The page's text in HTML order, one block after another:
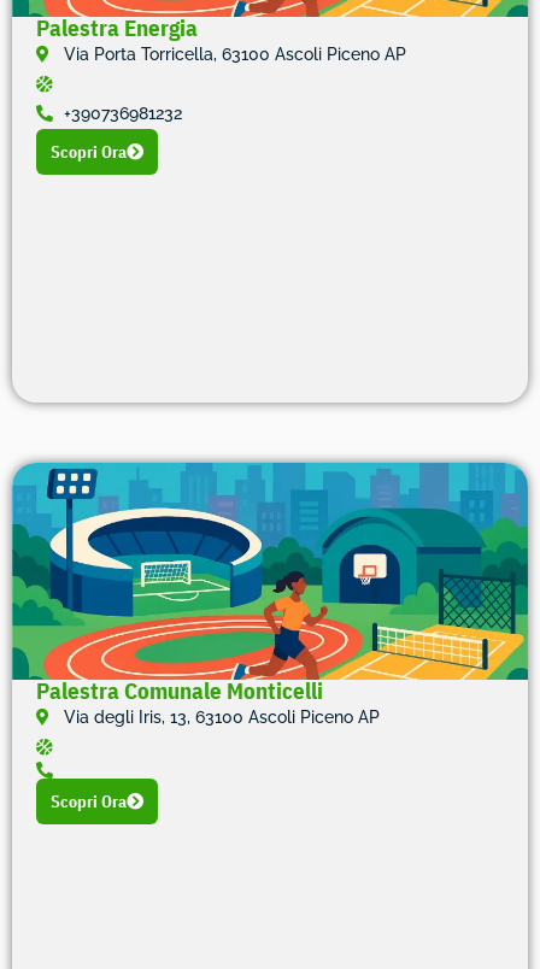
Palestra Energia
Via Porta Torricella, 63100 Ascoli Piceno AP
+390736981232
Scopri Ora
Palestra Comunale Monticelli
Via degli Iris, 13, 63100 Ascoli Piceno AP
Scopri Ora